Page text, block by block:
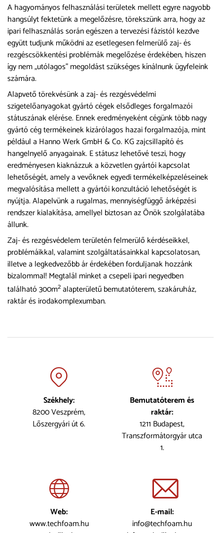
A hagyományos felhasználási területek mellett egyre nagyobb
hangsúlyt fektetünk a megelőzésre, törekszünk arra, hogy az
ipari felhasználás során egészen a tervezési fázistól kezdve
együtt tudjunk működni az esetlegesen felmerülő zaj- és
rezgéscsökkentési problémák megelőzése érdekében, hiszen
így nem „utólagos” megoldást szükséges kínálnunk ügyfeleink
számára.
Alapvető törekvésünk a zaj- és rezgésvédelmi
szigetelőanyagokat gyártó cégek elsődleges forgalmazói
státuszának elérése. Ennek eredményeként cégünk több nagy
gyártó cég termékeinek kizárólagos hazai forgalmazója, mint
például a Hanno Werk GmbH & Co. KG zajcsillapító és
hangelnyelő anyagainak. E státusz lehetővé teszi, hogy
eredményesen kiaknázzuk a közvetlen gyártói kapcsolat
lehetőségét, amely a vevőknek egyedi termékelképzeléseinek
megvalósítása mellett a gyártói konzultáció lehetőségét is
nyújtja. Alapelvünk a rugalmas, mennyiségfüggő árképzési
rendszer kialakítása, amellyel biztosan az Önök szolgálatába
állunk.
Zaj- és rezgésvédelem területén felmerülő kérdéseikkel,
problémáikkal, valamint szolgáltatásainkkal kapcsolatosan,
illetve a legkedvezőbb ár érdekében forduljanak hozzánk
bizalommal! Megtalál minket a csepeli ipari negyedben
található 300m2alapterületű bemutatóterem, szakáruház,
raktár és irodakomplexumban.
Székhely:
8200 Veszprém,
Lőszergyári út 6.
Bemutatóterem és
raktár:
1211 Budapest,
Transzformátorgyár utca
1.
Web:
www.techfoam.hu
E-mail:
info@techfoam.hu